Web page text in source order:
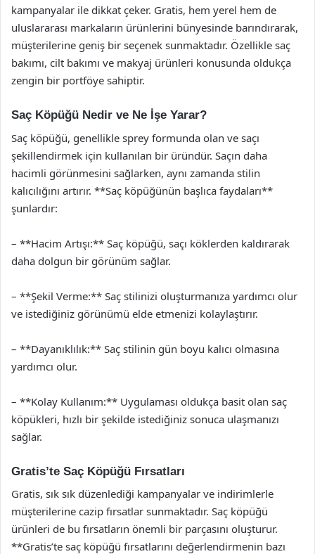
kampanyalar ile dikkat çeker. Gratis, hem yerel hem de
uluslararası markaların ürünlerini bünyesinde barındırarak,
müşterilerine geniş bir seçenek sunmaktadır. Özellikle saç
bakımı, cilt bakımı ve makyaj ürünleri konusunda oldukça
zengin bir portföye sahiptir.
Saç Köpüğü Nedir ve Ne İşe Yarar?
Saç köpüğü, genellikle sprey formunda olan ve saçı
şekillendirmek için kullanılan bir üründür. Saçın daha
hacimli görünmesini sağlarken, aynı zamanda stilin
kalıcılığını artırır. **Saç köpüğünün başlıca faydaları**
şunlardır:
– **Hacim Artışı:** Saç köpüğü, saçı köklerden kaldırarak
daha dolgun bir görünüm sağlar.
– **Şekil Verme:** Saç stilinizi oluşturmanıza yardımcı olur
ve istediğiniz görünümü elde etmenizi kolaylaştırır.
– **Dayanıklılık:** Saç stilinin gün boyu kalıcı olmasına
yardımcı olur.
– **Kolay Kullanım:** Uygulaması oldukça basit olan saç
köpükleri, hızlı bir şekilde istediğiniz sonuca ulaşmanızı
sağlar.
Gratis’te Saç Köpüğü Fırsatları
Gratis, sık sık düzenlediği kampanyalar ve indirimlerle
müşterilerine cazip fırsatlar sunmaktadır. Saç köpüğü
ürünleri de bu fırsatların önemli bir parçasını oluşturur.
**Gratis’te saç köpüğü fırsatlarını değerlendirmenin bazı